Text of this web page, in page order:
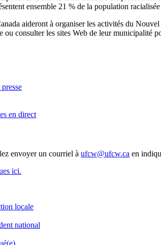
ensemble 21 % de la population racialisée
aideront à organiserles activités du Nouvel
ou consulter les sites Web de leur municipalité
en direct
envoyer un courriel à ufcw@ufcw.ca en
ici.
locale
national